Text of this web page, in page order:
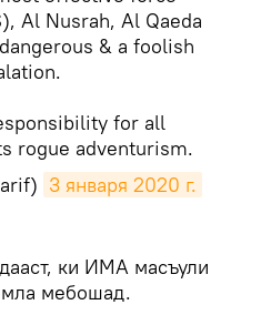
Al Nusrah, Al Qaeda
& a foolish
for all
rogue adventurism.
3 января 2020 г.
ки ИМА масъули
мебошад.